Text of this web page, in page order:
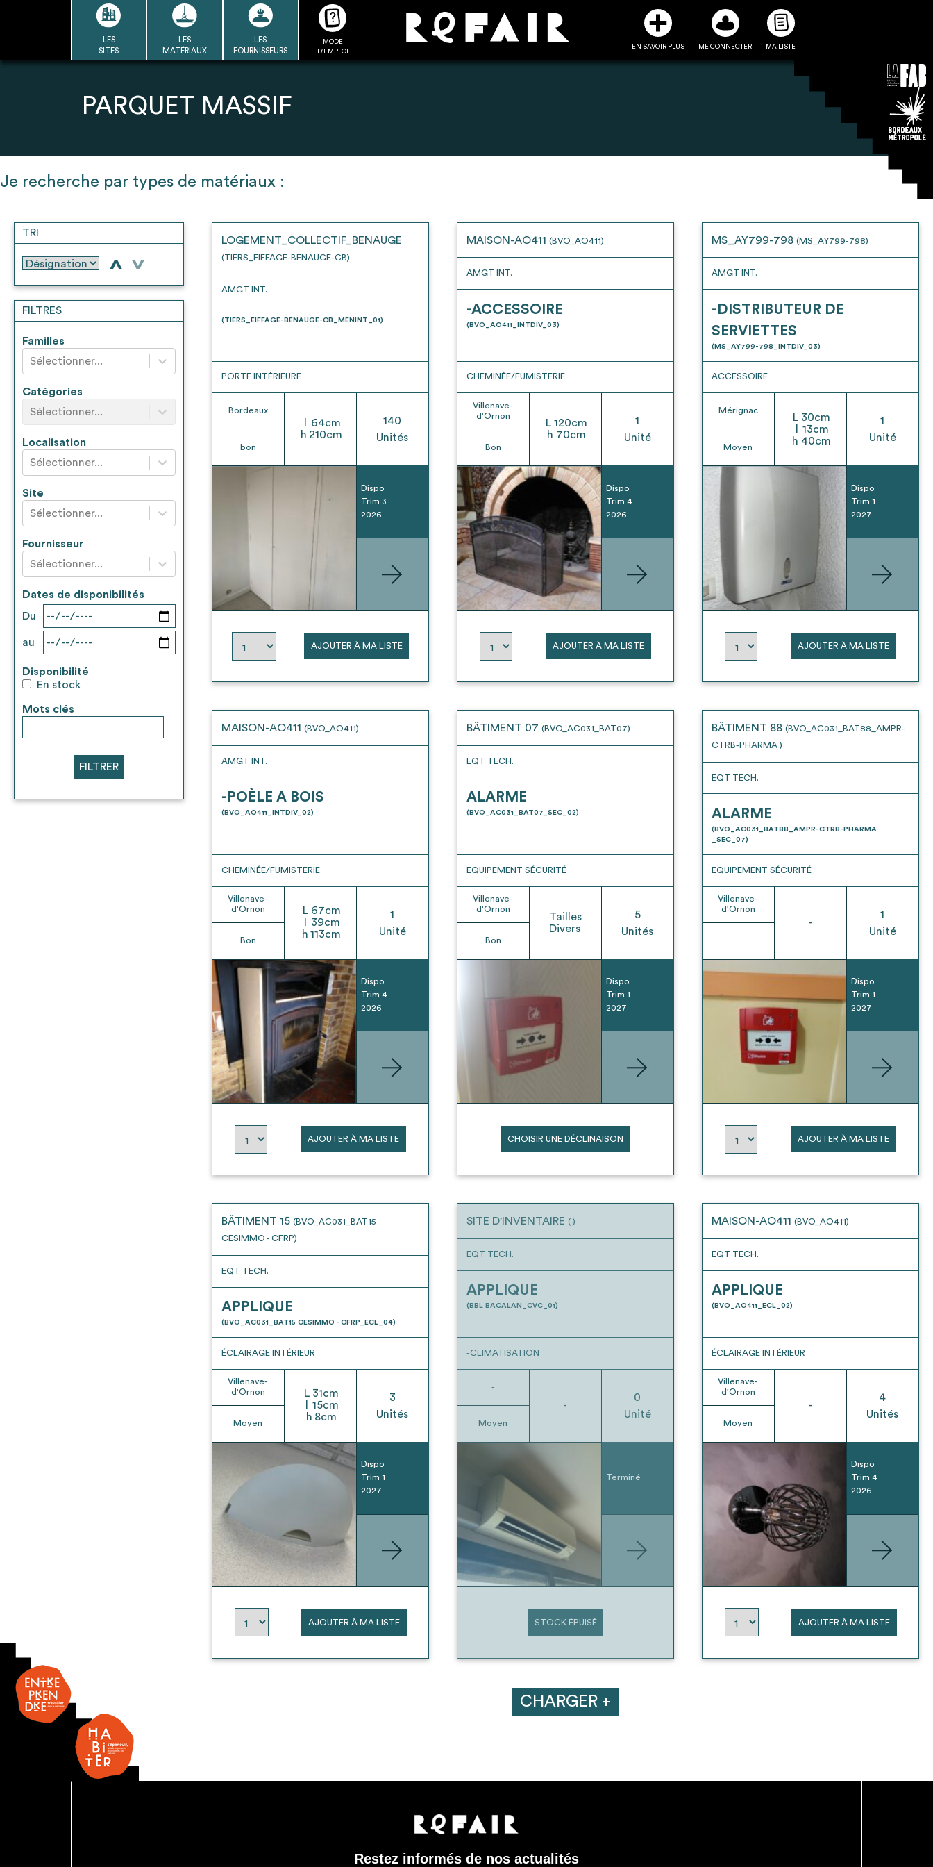
LES
SITES
LES
MATÉRIAUX
LES
FOURNISSEURS
MODE
D'EMPLOI
EN SAVOIR PLUS ME CONNECTER MA LISTE
LA DÉMARCHE
LA BASE
DU RÉEMPLOI
Ressources de chaque
Transmettre sa liste de
les matériaux sélectionnés
un outil d’aide à la conception
modalités et stratégies de
* Attention, l’ajout des matériaux à sa liste et son envoi ne vaut aucunement réservation.
PARQUET MASSIF
Je recherche par types de matériaux :
TRI
> >
FILTRES
Familles
Sélectionner...
Catégories
Sélectionner...
Localisation
Sélectionner...
Site
Sélectionner...
Fournisseur
Sélectionner...
Dates de disponibilités
Du
au
Disponibilité
En stock
Mots clés
FILTRER
LOGEMENT_COLLECTIF_BENAUGE
(TIERS_EIFFAGE-BENAUGE-CB)
AMGT INT.
(TIERS_EIFFAGE-BENAUGE-CB_MENINT_01)
PORTE INTÉRIEURE
Bordeaux
bon
64cm
h 210cm
140
Unités
Dispo
Trim 3
2026
AJOUTER À MA LISTE
MAISON-AO411 (BVO_AO411)
AMGT INT.
-ACCESSOIRE
(BVO_AO411_INTDIV_03)
CHEMINÉE/FUMISTERIE
Villenave-
d'Ornon
Bon
L 120cm
h 70cm
1
Unité
Dispo
Trim 4
2026
AJOUTER À MA LISTE
MS_AY799-798 (MS_AY799-798)
AMGT INT.
-DISTRIBUTEUR DE
SERVIETTES
(MS_AY799-798_INTDIV_03)
ACCESSOIRE
Mérignac
Moyen
L 30cm
13cm
h 40cm
1
Unité
Dispo
Trim 1
2027
AJOUTER À MA LISTE
MAISON-AO411 (BVO_AO411)
AMGT INT.
-POÈLE A BOIS
(BVO_AO411_INTDIV_02)
CHEMINÉE/FUMISTERIE
Villenave-
d'Ornon
Bon
L 67cm
39cm
h 113cm
1
Unité
Dispo
Trim 4
2026
AJOUTER À MA LISTE
BÂTIMENT 07 (BVO_AC031_BAT07)
EQT TECH.
ALARME
(BVO_AC031_BAT07_SEC_02)
EQUIPEMENT SÉCURITÉ
Villenave-
d'Ornon
Bon
Tailles
Divers
5
Unités
Dispo
Trim 1
2027
CHOISIR UNE DÉCLINAISON
BÂTIMENT 88 (BVO_AC031_BAT88_AMPR-
CTRB-PHARMA )
EQT TECH.
ALARME
(BVO_AC031_BAT88_AMPR-CTRB-PHARMA
_SEC_07)
EQUIPEMENT SÉCURITÉ
Villenave-
d'Ornon
-
1
Unité
Dispo
Trim 1
2027
AJOUTER À MA LISTE
BÂTIMENT 15 (BVO_AC031_BAT15
CESIMMO - CFRP)
EQT TECH.
APPLIQUE
(BVO_AC031_BAT15 CESIMMO - CFRP_ECL_04)
ÉCLAIRAGE INTÉRIEUR
Villenave-
d'Ornon
Moyen
L 31cm
15cm
h 8cm
3
Unités
Dispo
Trim 1
2027
AJOUTER À MA LISTE
SITE D'INVENTAIRE (-)
EQT TECH.
APPLIQUE
(BBL BACALAN_CVC_01)
-CLIMATISATION
-
Moyen
-
0
Unité
Terminé
STOCK ÉPUISÉ
MAISON-AO411 (BVO_AO411)
EQT TECH.
APPLIQUE
(BVO_AO411_ECL_02)
ÉCLAIRAGE INTÉRIEUR
Villenave-
d'Ornon
Moyen
-
4
Unités
Dispo
Trim 4
2026
AJOUTER À MA LISTE
CHARGER +
Restez informés de nos actualités